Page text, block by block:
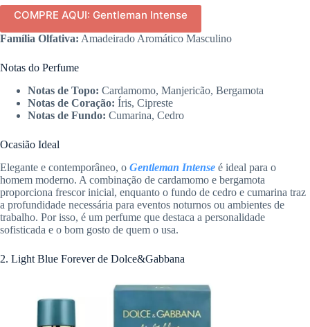
COMPRE AQUI: Gentleman Intense
Família Olfativa: Amadeirado Aromático Masculino
Notas do Perfume
Notas de Topo: Cardamomo, Manjericão, Bergamota
Notas de Coração: Íris, Cipreste
Notas de Fundo: Cumarina, Cedro
Ocasião Ideal
Elegante e contemporâneo, o Gentleman Intense é ideal para o
homem moderno. A combinação de cardamomo e bergamota
proporciona frescor inicial, enquanto o fundo de cedro e cumarina traz
a profundidade necessária para eventos noturnos ou ambientes de
trabalho. Por isso, é um perfume que destaca a personalidade
sofisticada e o bom gosto de quem o usa.
2. Light Blue Forever de Dolce&Gabbana